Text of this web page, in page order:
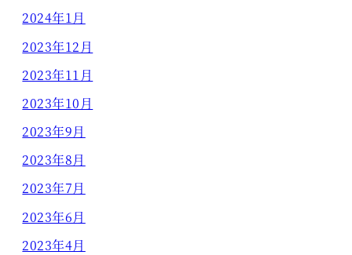
2024年1月
2023年12月
2023年11月
2023年10月
2023年9月
2023年8月
2023年7月
2023年6月
2023年4月